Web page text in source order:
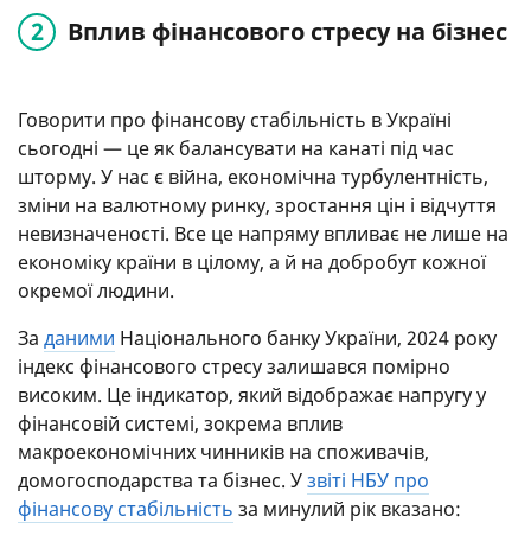
Вплив фінансового стресу на бізнес
Говорити про фінансову стабільність в Україні
сьогодні — це як балансувати на канаті під час
шторму. У нас є війна, економічна турбулентність,
зміни на валютному ринку, зростання цін і відчуття
невизначеності. Все це напряму впливає не лише на
економіку країни в цілому, а й на добробут кожної
окремої людини.
За даними Національного банку України, 2024 року
індекс фінансового стресу залишався помірно
високим. Це індикатор, який відображає напругу у
фінансовій системі, зокрема вплив
макроекономічних чинників на споживачів,
домогосподарства та бізнес. Узвіті НБУ про
фінансову стабільність за минулий рік вказано: